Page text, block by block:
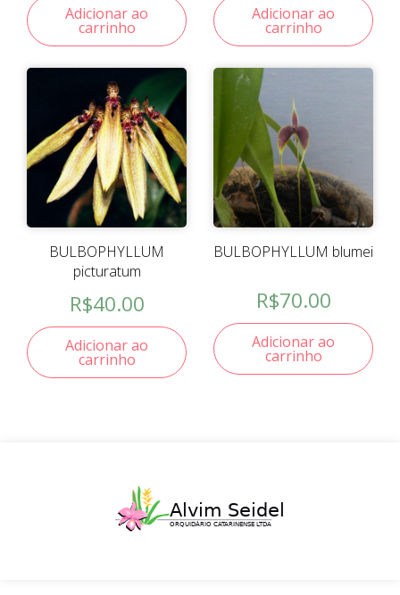
Adicionar ao
carrinho
Adicionar ao
carrinho
BULBOPHYLLUM
picturatum
R$40.00
Adicionar ao
carrinho
BULBOPHYLLUM blumei
R$70.00
Adicionar ao
carrinho